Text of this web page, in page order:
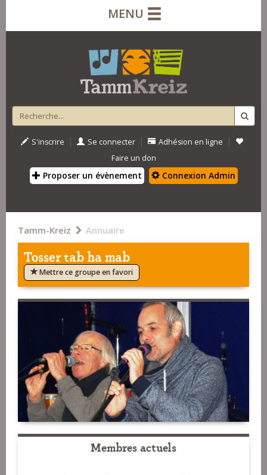
MENU
S'inscrire | Se connecter | Adhésion en ligne |
Faire un don
Proposer un évènement Connexion Admin
Tamm-Kreiz Annuaire
Tosser tab ha mab
Mettre ce groupe en favori
Membres actuels